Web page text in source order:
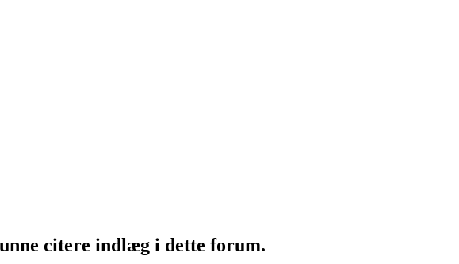
citere indlæg i dette forum.